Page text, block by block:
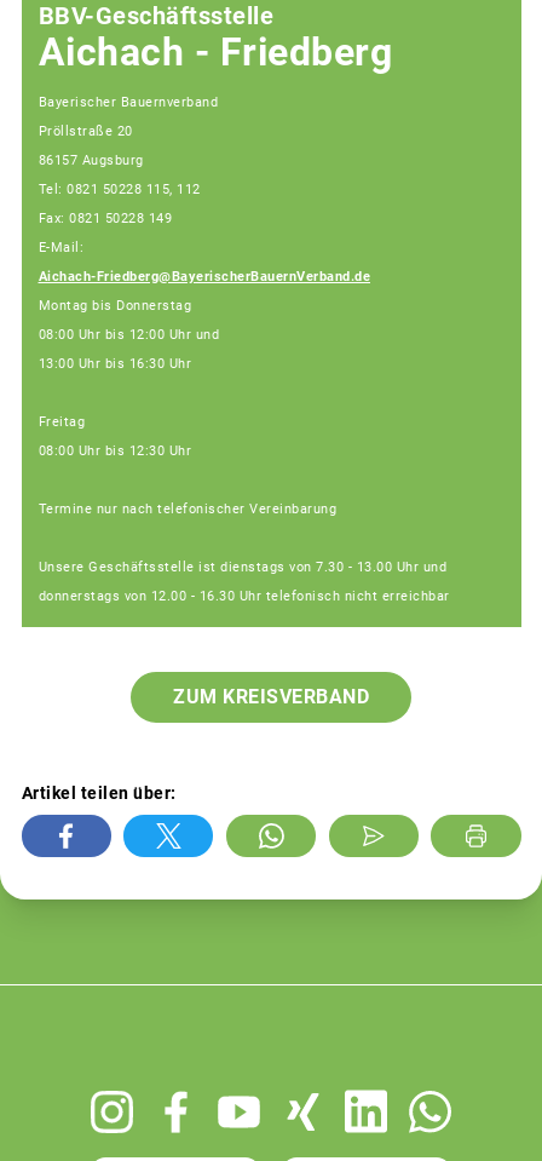
BBV-Geschäftsstelle
Aichach - Friedberg
Bayerischer Bauernverband
Pröllstraße 20
86157 Augsburg
Tel: 0821 50228 115, 112
Fax: 0821 50228 149
E-Mail:
Aichach-Friedberg@BayerischerBauernVerband.de
Montag bis Donnerstag
08:00 Uhr bis 12:00 Uhr und
13:00 Uhr bis 16:30 Uhr
Freitag
08:00 Uhr bis 12:30 Uhr
Termine nur nach telefonischer Vereinbarung
Unsere Geschäftsstelle ist dienstags von 7.30 - 13.00 Uhr und
donnerstags von 12.00 - 16.30 Uhr telefonisch nicht erreichbar
ZUM KREISVERBAND
Artikel teilen über: